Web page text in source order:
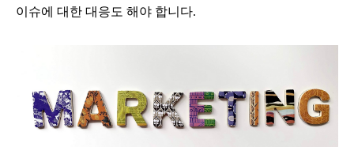
이슈에 대한 대응도 해야 합니다.